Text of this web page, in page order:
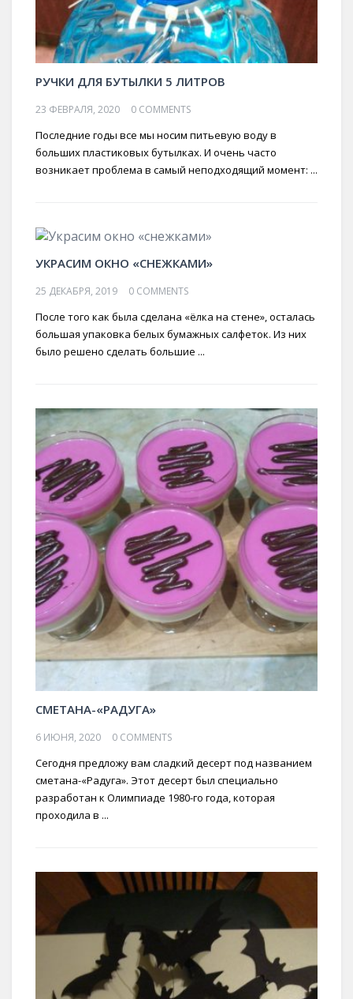
РУЧКИ ДЛЯ БУТЫЛКИ 5 ЛИТРОВ
23 ФЕВРАЛЯ, 2020 0 COMMENTS
Последние годы все мы носим питьевую воду в
больших пластиковых бутылках. И очень часто
возникает проблема в самый неподходящий момент: ...
УКРАСИМ ОКНО «СНЕЖКАМИ»
25 ДЕКАБРЯ, 2019 0 COMMENTS
После того как была сделана «ёлка на стене», осталась
большая упаковка белых бумажных салфеток. Из них
было решено сделать большие ...
СМЕТАНА-«РАДУГА»
6 ИЮНЯ, 2020 0 COMMENTS
Сегодня предложу вам сладкий десерт под названием
сметана-«Радуга». Этот десерт был специально
разработан к Олимпиаде 1980-го года, которая
проходила в ...